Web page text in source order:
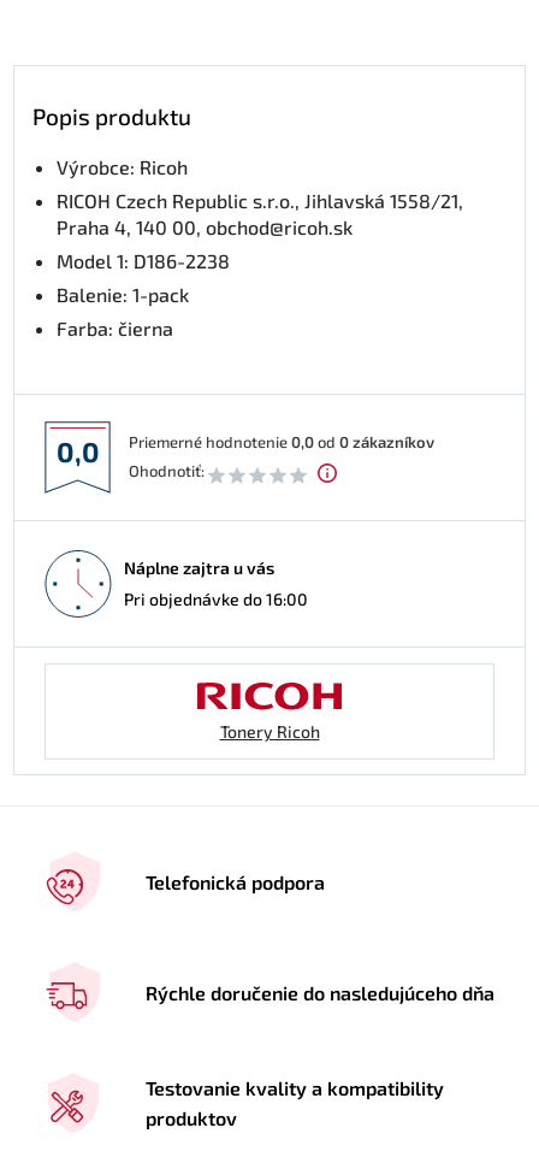
Popis produktu
Výrobce: Ricoh
RICOH Czech Republic s.r.o., Jihlavská 1558/21,
Praha 4, 140 00, obchod@ricoh.sk
Model 1: D186-2238
Balenie: 1-pack
Farba: čierna
0,0 Priemerné hodnotenie0,0od 0zákazníkov
Ohodnotiť:
Náplne zajtra u vás
Pri objednávke do 16:00
Tonery Ricoh
Telefonická podpora
Rýchle doručenie do nasledujúceho dňa
Testovanie kvality a kompatibility
produktov